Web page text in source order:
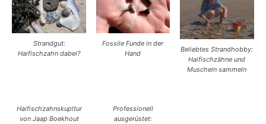
Strandgut:
Haifischzahn dabei?
Fossile Funde in der
Hand
Beliebtes Strandhobby:
Haifischzähne und
Muscheln sammeln
Haifischzahnskupltur
von Jaap Boekhout
Professionell
ausgerüstet: